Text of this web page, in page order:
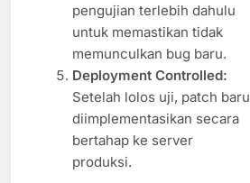
pengujian terlebih dahulu
untuk memastikan tidak
memunculkan bug baru.
Deployment Controlled:
Setelah lolos uji, patch baru
diimplementasikan secara
bertahap ke server
produksi.